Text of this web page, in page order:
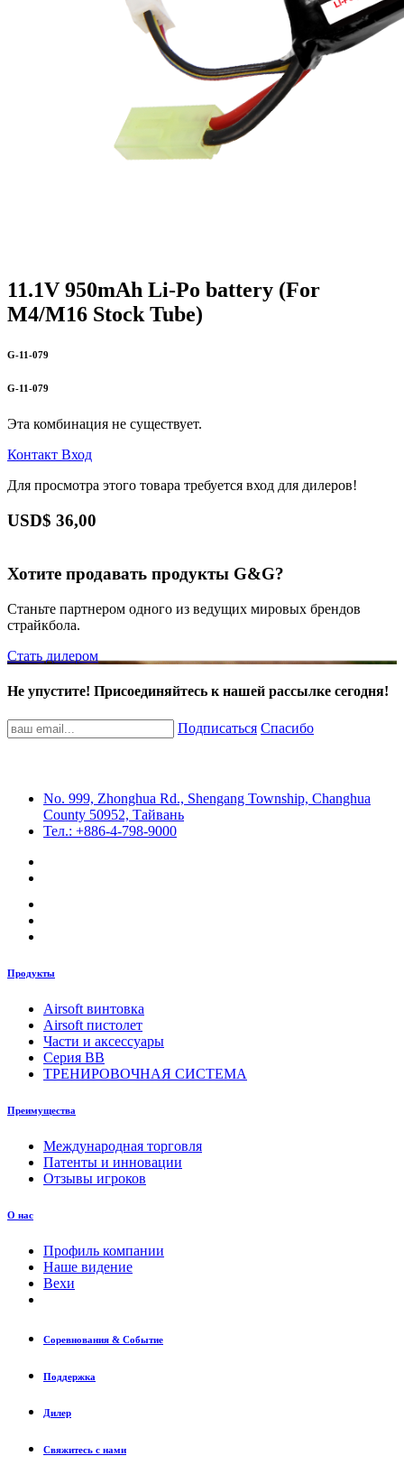
11.1V 950mAh Li-Po battery (For
M4/M16 Stock Tube)
G-11-079
G-11-079
Эта комбинация не существует.
Контакт Вход
Для просмотра этого товара требуется вход для дилеров!
USD$ 36,00
Хотите продавать продукты G&G?
Станьте партнером одного из ведущих мировых брендов
страйкбола.
Стать дилером
Не упустите! Присоединяйтесь к нашей рассылке сегодня!
Подписаться Спасибо
No. 999, Zhonghua Rd., Shengang Township, Changhua
County 50952, Тайвань
Тел.: +886-4-798-9000
Продукты
Airsoft винтовка
Airsoft пистолет
Части и аксессуары
Серия BB
ТРЕНИРОВОЧНАЯ СИСТЕМА
Преимущества
Международная торговля
Патенты и инновации
Отзывы игроков
О нас
Профиль компании
Наше видение
Вехи
Соревнования & Событие
Поддержка
Дилер
Свяжитесь с нами